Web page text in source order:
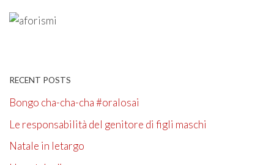
RECENT POSTS
Bongo cha-cha-cha #oralosai
Le responsabilità del genitore di figli maschi
Natale in letargo